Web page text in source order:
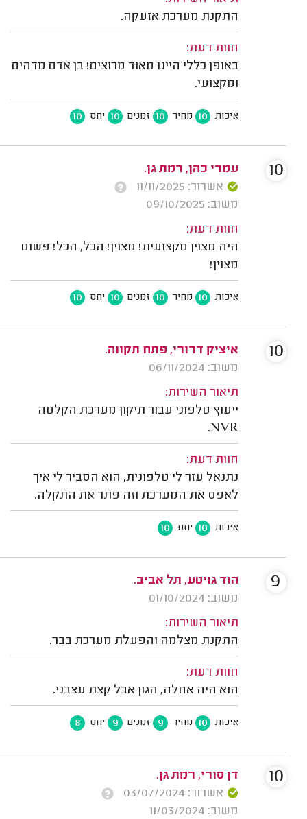
התקנת מערכת אזעקה.
חוות דעת:
באופן כללי היינו מאוד מרוצים! בן אדם מדהים
ומקצועי.
איכות 10 מחיר 10 זמנים 10 יחס 10
עמרי כהן, רמת גן.
אשרור: 11/11/2025
משוב: 09/10/2025
חוות דעת:
היה מצוין מקצועית! מצוין! הכל, הכל! פשוט
מצוין!
איכות 10 מחיר 10 זמנים 10 יחס 10
10
איציק דרורי, פתח תקווה.
משוב: 06/11/2024
תיאור השירות:
ייעוץ טלפוני עבור תיקון מערכת הקלטה
NVR.
חוות דעת:
נתנאל עזר לי טלפונית, הוא הסביר לי איך
לאפס את המערכת וזה פתר את התקלה.
איכות 10 יחס 10
10
הוד גויטע, תל אביב.
משוב: 01/10/2024
תיאור השירות:
התקנת מצלמה והפעלת מערכת בבר.
חוות דעת:
הוא היה אחלה, הגון אבל קצת עצבני.
איכות 10 מחיר 9 זמנים 9 יחס 8
9
דן סורי, רמת גן.
אשרור: 03/07/2024
משוב: 11/03/2024
10